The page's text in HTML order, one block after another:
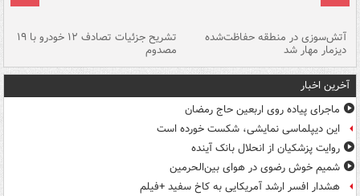
آتش‌سوزی در منطقه حفاظت‌شده
دیزمار مهار شد
تشریح جزئیات تصادف ۱۲ خودرو با ۱۹
مصدوم
آخرین اخبار
ماجرای پیاده روی اربعین حاج رمضان
این دیپلماسی نمایشی، شکست خورده است
روایت پزشکیان از انحلال بانک آینده
شمیم خوش رضوی در هوای بین‌الحرمین
هشدار افسر ارشد آمریکایی به کاخ سفید +فیلم